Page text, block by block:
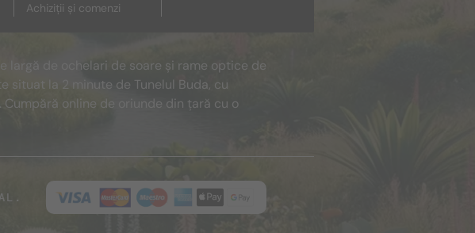
Achiziții și comenzi
largă de ochelari de soare și rame optice de
situat la 2 minute de Tunelul Buda, cu
online de oriunde din țară cu o